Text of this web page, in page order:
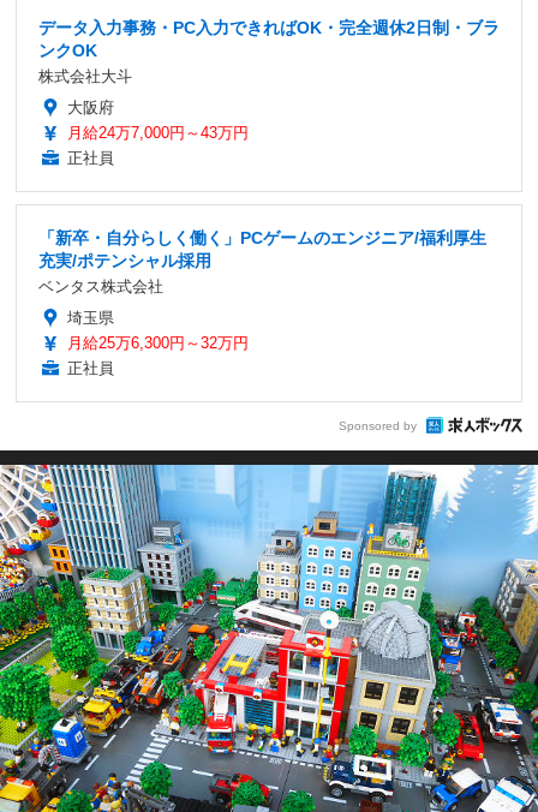
データ入力事務・PC入力できればOK・完全週休2日制・ブラ
ンクOK
株式会社大斗
大阪府
月給24万7,000円～43万円
正社員
「新卒・自分らしく働く」PCゲームのエンジニア/福利厚生
充実/ポテンシャル採用
ベンタス株式会社
埼玉県
月給25万6,300円～32万円
正社員
Sponsored by